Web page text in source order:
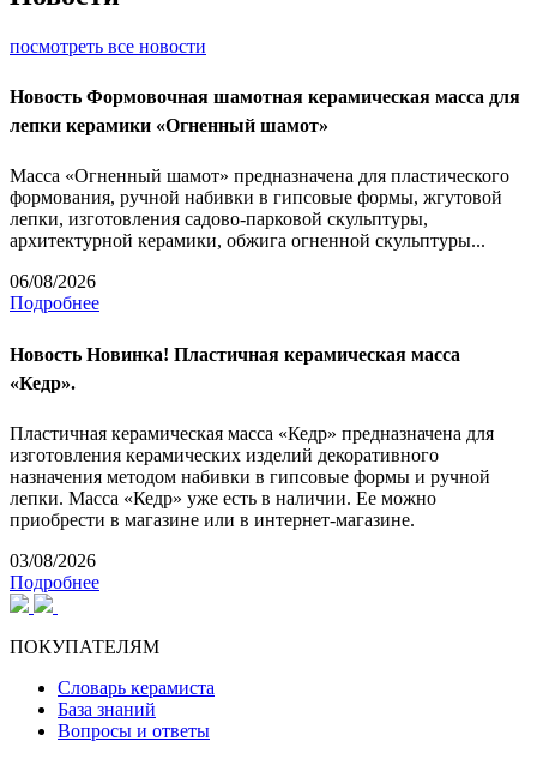
посмотреть все новости
Новость Формовочная шамотная керамическая масса для
лепки керамики «Огненный шамот»
Масса «Огненный шамот» предназначена для пластического
формования, ручной набивки в гипсовые формы, жгутовой
лепки, изготовления садово-парковой скульптуры,
архитектурной керамики, обжига огненной скульптуры...
06/08/2026
Подробнее
Новость Новинка! Пластичная керамическая масса
«Кедр».
Пластичная керамическая масса «Кедр» предназначена для
изготовления керамических изделий декоративного
назначения методом набивки в гипсовые формы и ручной
лепки. Масса «Кедр» уже есть в наличии. Ее можно
приобрести в магазине или в интернет-магазине.
03/08/2026
Подробнее
ПОКУПАТЕЛЯМ
Словарь керамиста
База знаний
Вопросы и ответы